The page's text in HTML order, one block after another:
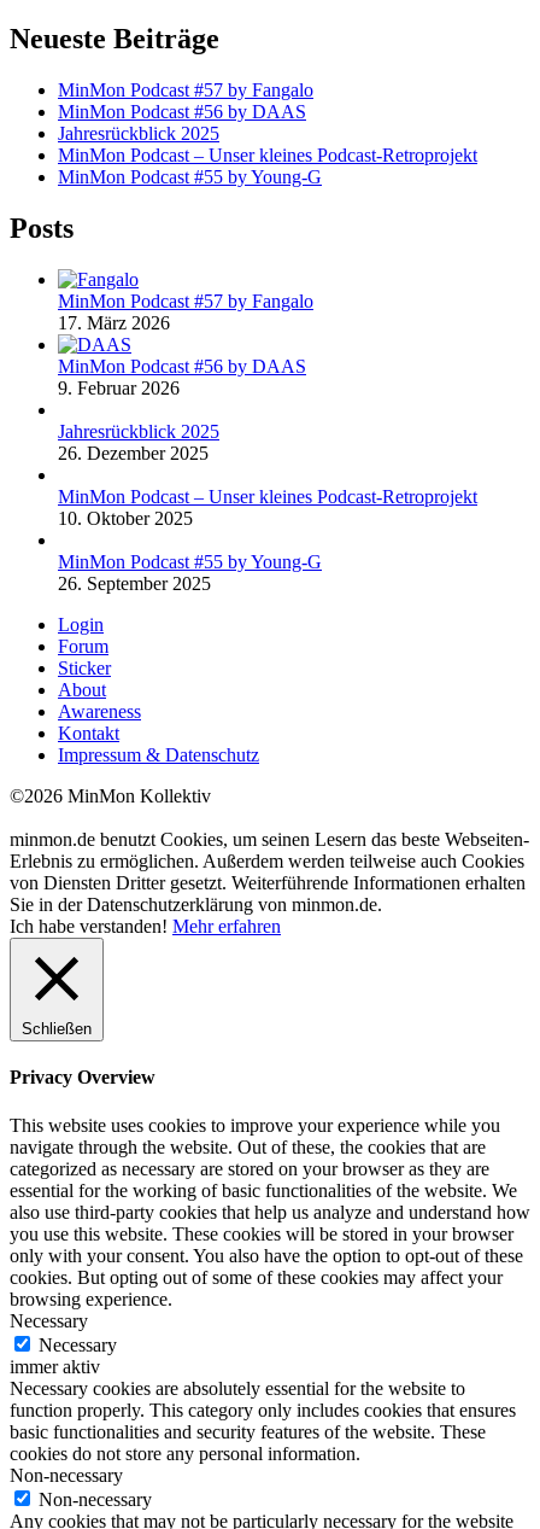
Neueste Beiträge
MinMon Podcast #57 by Fangalo
MinMon Podcast #56 by DAAS
Jahresrückblick 2025
MinMon Podcast – Unser kleines Podcast-Retroprojekt
MinMon Podcast #55 by Young-G
Posts
MinMon Podcast #57 by Fangalo
17. März 2026
MinMon Podcast #56 by DAAS
9. Februar 2026
Jahresrückblick 2025
26. Dezember 2025
MinMon Podcast – Unser kleines Podcast-Retroprojekt
10. Oktober 2025
MinMon Podcast #55 by Young-G
26. September 2025
Login
Forum
Sticker
About
Awareness
Kontakt
Impressum & Datenschutz
©2026 MinMon Kollektiv
minmon.de benutzt Cookies, um seinen Lesern das beste Webseiten-
Erlebnis zu ermöglichen. Außerdem werden teilweise auch Cookies
von Diensten Dritter gesetzt. Weiterführende Informationen erhalten
Sie in der Datenschutzerklärung von minmon.de.
Ich habe verstanden! Mehr erfahren
Schließen
Privacy Overview
This website uses cookies to improve your experience while you
navigate through the website. Out of these, the cookies that are
categorized as necessary are stored on your browser as they are
essential for the working of basic functionalities of the website. We
also use third-party cookies that help us analyze and understand how
you use this website. These cookies will be stored in your browser
only with your consent. You also have the option to opt-out of these
cookies. But opting out of some of these cookies may affect your
browsing experience.
Necessary
Necessary
immer aktiv
Necessary cookies are absolutely essential for the website to
function properly. This category only includes cookies that ensures
basic functionalities and security features of the website. These
cookies do not store any personal information.
Non-necessary
Non-necessary
Any cookies that may not be particularly necessary for the website